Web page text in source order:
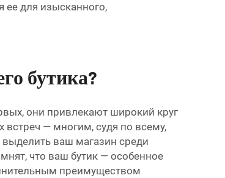
ее для изысканного,
бутика?
они привлекают широкий круг
— многим, судя по всему,
ваш магазин среди
что ваш бутик — особенное
преимуществом